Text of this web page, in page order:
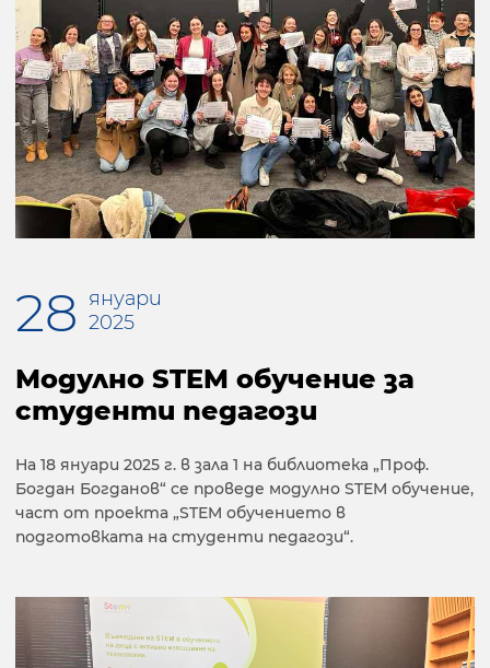
28 януари
2025
Модулно STEM обучение за
студенти педагози
На 18 януари 2025 г. в зала 1 на библиотека „Проф.
Богдан Богданов“ се проведе модулно STEM обучение,
част от проекта „STEM обучението в
подготовката на студенти педагози“.